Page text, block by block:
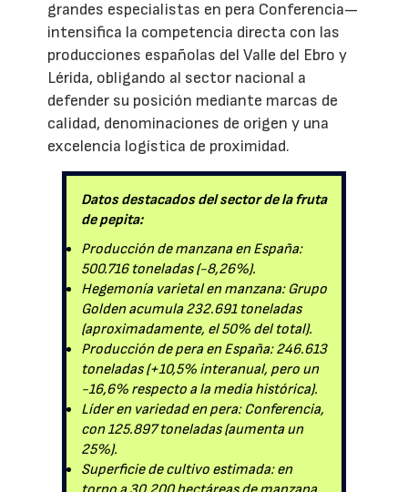
grandes especialistas en pera Conferencia—
intensifica la competencia directa con las
producciones españolas del Valle del Ebro y
Lérida, obligando al sector nacional a
defender su posición mediante marcas de
calidad, denominaciones de origen y una
excelencia logística de proximidad.
Datos destacados del sector de la fruta
de pepita:
Producción de manzana en España:
500.716 toneladas (-8,26%).
Hegemonía varietal en manzana: Grupo
Golden acumula 232.691 toneladas
(aproximadamente, el 50% del total).
Producción de pera en España: 246.613
toneladas (+10,5% interanual, pero un
-16,6% respecto a la media histórica).
Líder en variedad en pera: Conferencia,
con 125.897 toneladas (aumenta un
25%).
Superficie de cultivo estimada: en